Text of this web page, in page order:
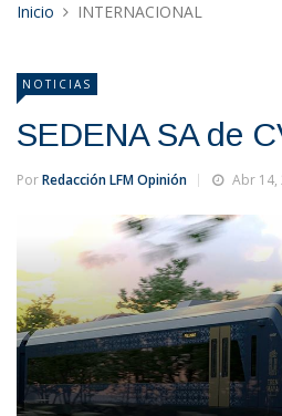
Inicio INTERNACIONAL
NOTICIAS
SEDENA SA de
PorRedacción LFM Opinión Abr 14,